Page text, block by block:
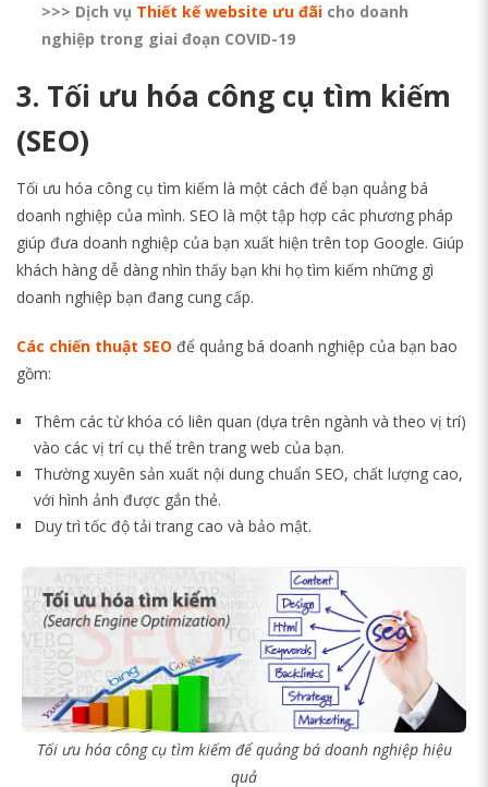
>>> Dịch vụ Thiết kế website ưu đãi cho doanh
nghiệp trong giai đoạn COVID-19
3. Tối ưu hóa công cụ tìm kiếm
(SEO)
Tối ưu hóa công cụ tìm kiếm là một cách để bạn quảng bá
doanh nghiệp của mình. SEO là một tập hợp các phương pháp
giúp đưa doanh nghiệp của bạn xuất hiện trên top Google. Giúp
khách hàng dễ dàng nhìn thấy bạn khi họ tìm kiếm những gì
doanh nghiệp bạn đang cung cấp.
Các chiến thuật SEO để quảng bá doanh nghiệp của bạn bao
gồm:
Thêm các từ khóa có liên quan (dựa trên ngành và theo vị trí)
vào các vị trí cụ thể trên trang web của bạn.
Thường xuyên sản xuất nội dung chuẩn SEO, chất lượng cao,
với hình ảnh được gắn thẻ.
Duy trì tốc độ tải trang cao và bảo mật.
Tối ưu hóa công cụ tìm kiếm để quảng bá doanh nghiệp hiệu
quả